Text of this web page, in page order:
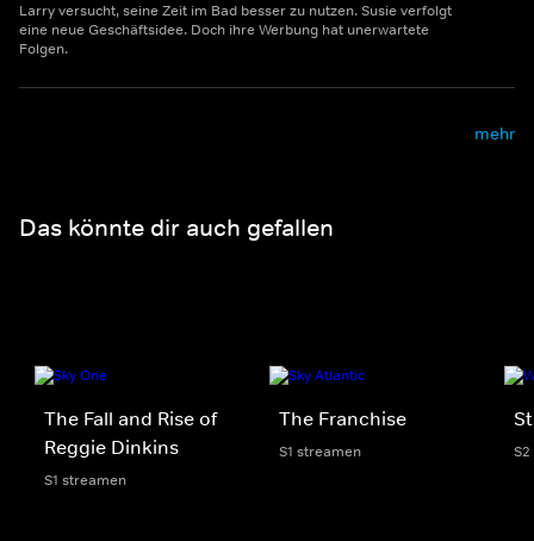
Larry versucht, seine Zeit im Bad besser zu nutzen. Susie verfolgt
eine neue Geschäftsidee. Doch ihre Werbung hat unerwartete
Folgen.
mehr
Das könnte dir auch gefallen
The Fall and Rise of
Reggie Dinkins
S1 streamen
The Franchise
S1 streamen